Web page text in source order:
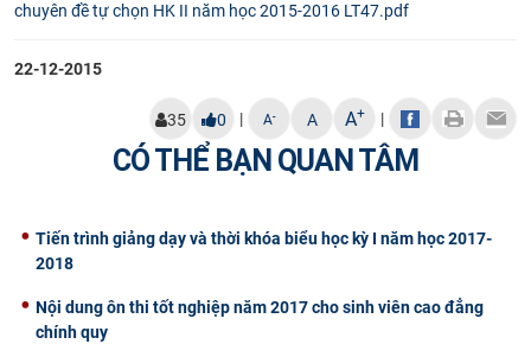
chuyên đề tự chọn HK II năm học 2015-2016 LT47.pdf
22-12-2015
35 0 | A- A A+ |
CÓ THỂ BẠN QUAN TÂM
Tiến trình giảng dạy và thời khóa biểu học kỳ I năm học 2017-
2018
Nội dung ôn thi tốt nghiệp năm 2017 cho sinh viên cao đẳng
chính quy